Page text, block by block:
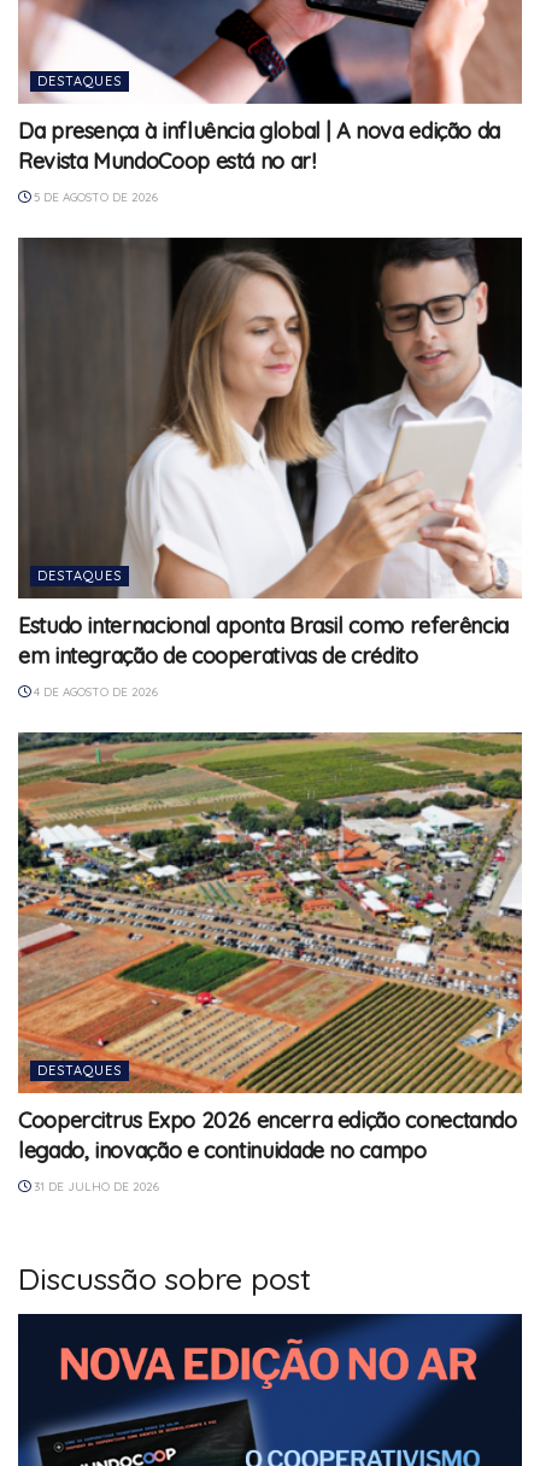
DESTAQUES
Da presença à influência global | A nova edição da
Revista MundoCoop está no ar!
5 DE AGOSTO DE 2026
DESTAQUES
Estudo internacional aponta Brasil como referência
em integração de cooperativas de crédito
4 DE AGOSTO DE 2026
DESTAQUES
Coopercitrus Expo 2026 encerra edição conectando
legado, inovação e continuidade no campo
31 DE JULHO DE 2026
Discussão sobre post